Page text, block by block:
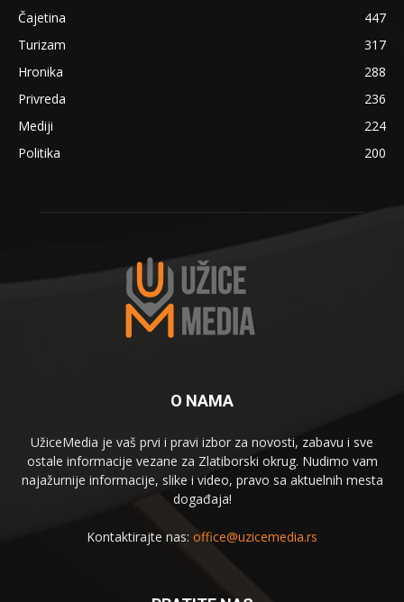
Čajetina
447
Turizam
317
Hronika
288
Privreda
236
Mediji
224
Politika
200
O NAMA
UžiceMedia je vaš prvi i pravi izbor za novosti, zabavu i sve
ostale informacije vezane za Zlatiborski okrug. Nudimo vam
najažurnije informacije, slike i video, pravo sa aktuelnih mesta
događaja!
Kontaktirajte nas: office@uzicemedia.rs